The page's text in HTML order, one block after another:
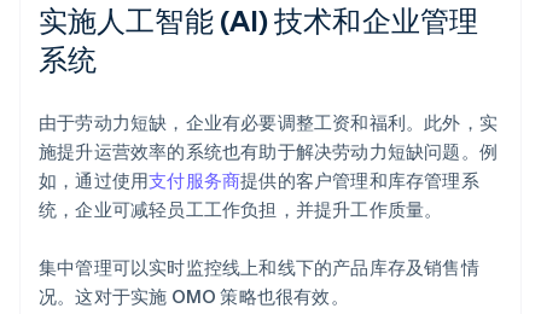
实施人工智能 (AI) 技术和企业管理
系统
由于劳动力短缺，企业有必要调整工资和福利。此外，实
施提升运营效率的系统也有助于解决劳动力短缺问题。例
如，通过使用支付服务商提供的客户管理和库存管理系
统，企业可减轻员工工作负担，并提升工作质量。
集中管理可以实时监控线上和线下的产品库存及销售情
况。这对于实施 OMO 策略也很有效。